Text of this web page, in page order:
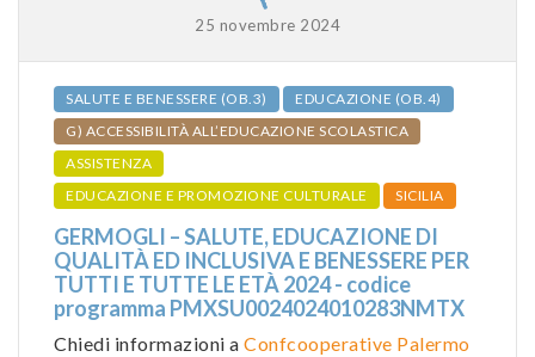
25 novembre 2024
SALUTE E BENESSERE (OB.3)
EDUCAZIONE (OB.4)
G) ACCESSIBILITÀ ALL’EDUCAZIONE SCOLASTICA
ASSISTENZA
EDUCAZIONE E PROMOZIONE CULTURALE
SICILIA
GERMOGLI – SALUTE, EDUCAZIONE DI
QUALITÀ ED INCLUSIVA E BENESSERE PER
TUTTI E TUTTE LE ETÀ 2024 - codice
programma PMXSU0024024010283NMTX
Chiedi informazioni a Confcooperative Palermo